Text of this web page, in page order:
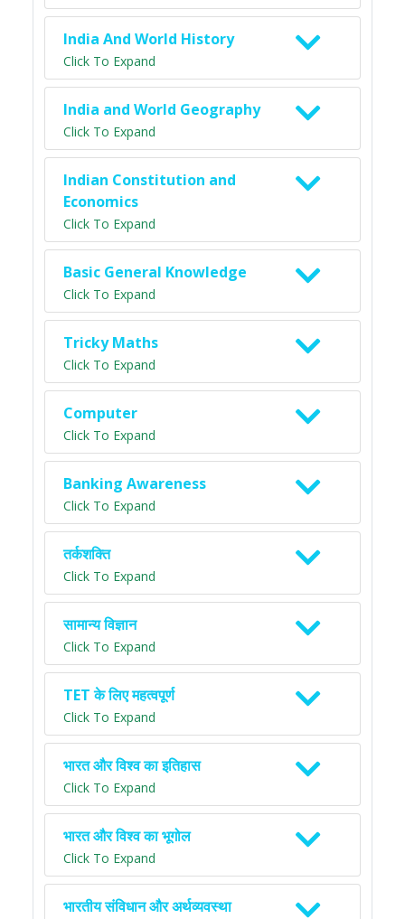
India And World History
Click To Expand
India and World Geography
Click To Expand
Indian Constitution and
Economics
Click To Expand
Basic General Knowledge
Click To Expand
Tricky Maths
Click To Expand
Computer
Click To Expand
Banking Awareness
Click To Expand
तर्कशक्ति
Click To Expand
सामान्य विज्ञान
Click To Expand
TET के लिए महत्वपूर्ण
Click To Expand
भारत और विश्व का इतिहास
Click To Expand
भारत और विश्व का भूगोल
Click To Expand
भारतीय संविधान और अर्थव्यवस्था